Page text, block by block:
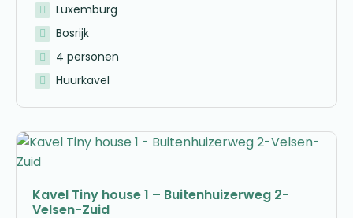
Luxemburg
Bosrijk
4 personen
Huurkavel
Kavel Tiny house 1 – Buitenhuizerweg 2-
Velsen-Zuid